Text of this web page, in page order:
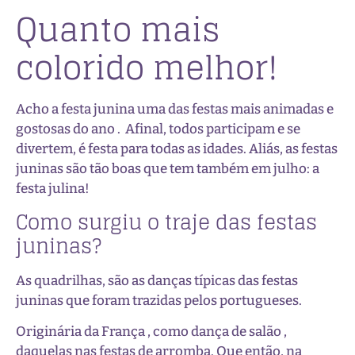
Quanto mais
colorido melhor!
Acho a festa junina uma das festas mais animadas e
gostosas do ano . Afinal, todos participam e se
divertem, é festa para todas as idades. Aliás, as festas
juninas são tão boas que tem também em julho: a
festa julina!
Como surgiu o traje das festas
juninas?
As quadrilhas, são as danças típicas das festas
juninas que foram trazidas pelos portugueses.
Originária da França , como dança de salão ,
daquelas nas festas de arromba. Que então, na